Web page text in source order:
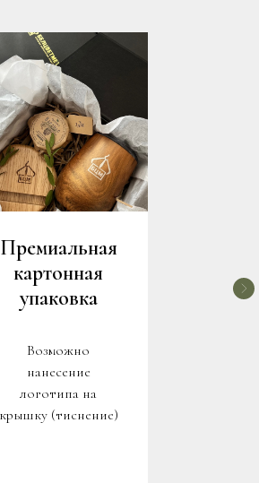
Премиальная
картонная
упаковка
Возможно
нанесение
логотипа на
крышку (тиснение)